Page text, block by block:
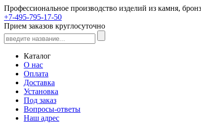
Профессиональное производство изделий из камня,
+7-495-795-17-50
Прием заказов круглосуточно
Каталог
О нас
Оплата
Доставка
Установка
Под заказ
Вопросы-ответы
Наш адрес